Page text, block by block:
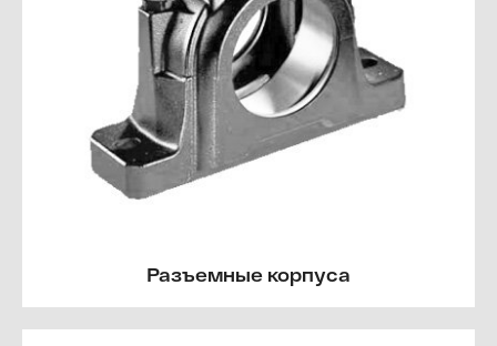
Разъемные корпуса